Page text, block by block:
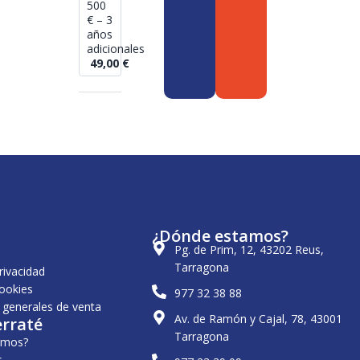
500
€ – 3
años
adicionales
49,00 €
de venta
¿Dónde estamos?
Pg. de Prim, 12, 43202 Reus,
Tarragona
977 32 38 88
Av. de Ramón y Cajal, 78, 43001
Tarragona